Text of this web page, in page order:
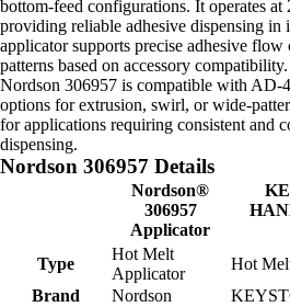
bottom-feed configurations. It operates
providing reliable adhesive dispensing in
applicator supports precise adhesive
patterns based on accessory compatibility.
Nordson 306957 is compatible with AD-
options for extrusion, swirl, or wide-
for applications requiring consistent and
dispensing.
Nordson 306957 Details
Nordson®
306957
Applicator
Type
Hot Melt
Applicator
Hot
Brand
Nordson